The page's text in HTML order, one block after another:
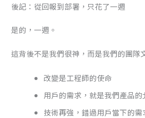
後記：從回報到部署，只花了一週
是的，一週。
這背後不是我們很神，而是我們的團隊
改變是工程師的使命
用戶的需求，就是我們產品的
技術再強，錯過用戶當下的